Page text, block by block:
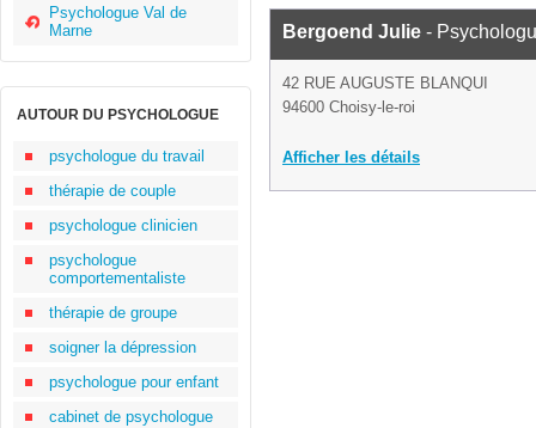
Psychologue Val de
Marne
AUTOUR DU PSYCHOLOGUE
psychologue du travail
thérapie de couple
psychologue clinicien
psychologue
comportementaliste
thérapie de groupe
soigner la dépression
psychologue pour enfant
cabinet de psychologue
Bergoend Julie -
42 RUE AUGUSTE BLANQUI
94600 Choisy-le-roi
Afficher les détails